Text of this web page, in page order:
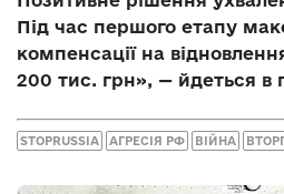
Під час першого етапу
компенсації на
200 тис. грн», — йдеться в
STOPRUSSIA АГРЕСІЯ РФ ВІЙНА